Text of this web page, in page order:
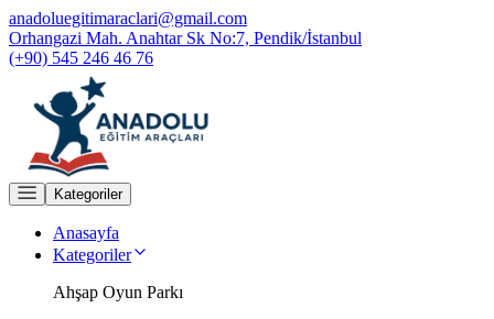
anadoluegitimaraclari@gmail.com
Orhangazi Mah. Anahtar Sk No:7, Pendik/İstanbul
(+90) 545 246 46 76
Kategoriler
Anasayfa
Kategoriler
Ahşap Oyun Parkı